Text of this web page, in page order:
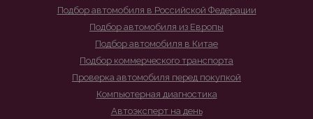
Подбор автомобиля в Российской Федерации
Подбор автомобиля из Европы
Подбор автомобиля в Китае
Подбор коммерческого транспорта
Проверка автомобиля перед покупкой
Компьютерная диагностика
Автоэксперт на день